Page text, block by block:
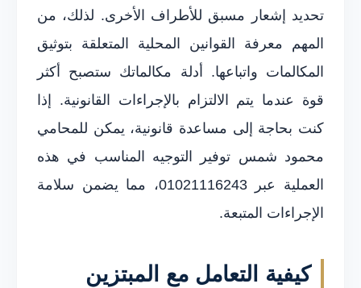
تحديد إشعار مسبق للأطراف الأخرى. لذلك، من
المهم معرفة القوانين المحلية المتعلقة بتوثيق
المكالمات واتباعها. أدلة مكالماتك ستصبح أكثر
قوة عندما يتم الالتزام بالإجراءات القانونية. إذا
كنت بحاجة إلى مساعدة قانونية، يمكن للمحامي
محمود شمس توفير التوجيه المناسب في هذه
العملية عبر 01021116243، مما يضمن سلامة
الإجراءات المتبعة.
كيفية التعامل مع المبتزين